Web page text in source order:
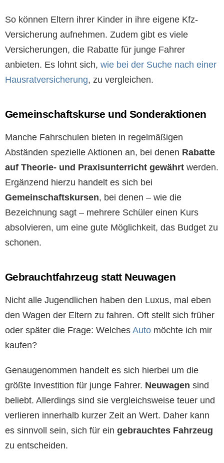
So können Eltern ihrer Kinder in ihre eigene Kfz-
Versicherung aufnehmen. Zudem gibt es viele
Versicherungen, die Rabatte für junge Fahrer
anbieten. Es lohnt sich, wie bei der Suche nach einer
Hausratversicherung, zu vergleichen.
Gemeinschaftskurse und Sonderaktionen
Manche Fahrschulen bieten in regelmäßigen
Abständen spezielle Aktionen an, bei denen Rabatte
auf Theorie- und Praxisunterricht gewährt werden.
Ergänzend hierzu handelt es sich bei
Gemeinschaftskursen, bei denen – wie die
Bezeichnung sagt – mehrere Schüler einen Kurs
absolvieren, um eine gute Möglichkeit, das Budget zu
schonen.
Gebrauchtfahrzeug statt Neuwagen
Nicht alle Jugendlichen haben den Luxus, mal eben
den Wagen der Eltern zu fahren. Oft stellt sich früher
oder später die Frage: Welches Auto möchte ich mir
kaufen?
Genaugenommen handelt es sich hierbei um die
größte Investition für junge Fahrer. Neuwagen sind
beliebt. Allerdings sind sie vergleichsweise teuer und
verlieren innerhalb kurzer Zeit an Wert. Daher kann
es sinnvoll sein, sich für ein gebrauchtes Fahrzeug
zu entscheiden.